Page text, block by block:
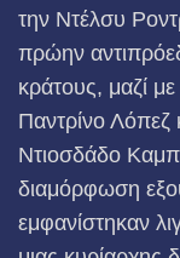
την Ντέλσυ
πρώην
κράτους, μαζί
Παντρίνο
Ντιοσδάδο
διαμόρφωση
εμφανίστηκαν